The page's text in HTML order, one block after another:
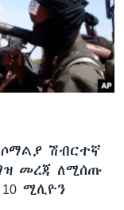
ሽብርተኛ
መረጃ ለሚሰጡ
ሚሊዮን